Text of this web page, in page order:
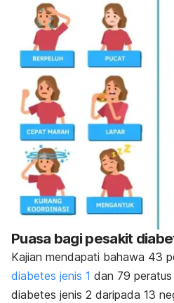
Puasa bagi pesakit
Kajian mendapati bahawa 43
diabetes jenis 1 dan 79
diabetes jenis 2 daripada 13